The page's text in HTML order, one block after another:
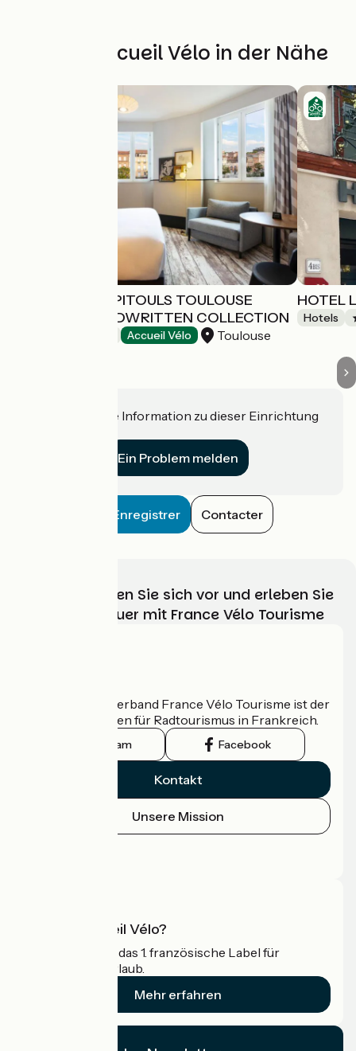
Weitere Accueil Vélo in der Nähe
HOTEL LES CAPITOULS TOULOUSE
CENTRE - HANDWRITTEN COLLECTION
Accueil Vélo Toulouse
HOTEL
Hotels
Haben Sie eine Information zu dieser Einrichtung
Ein Problem melden
Enregistrer Contacter
Wählen, bereiten Sie sich vor und erleben Sie
Ihr Radabenteuer mit France Vélo Tourisme
Der nationale Verband France Vélo Tourisme ist der
offizielle Leitfaden für Radtourismus in Frankreich.
Instagram Facebook
Kontakt
Unsere Mission
Was ist Accueil Vélo?
Accueil Vélo ist das 1. französische Label für
Radfahrer im Urlaub.
Mehr erfahren